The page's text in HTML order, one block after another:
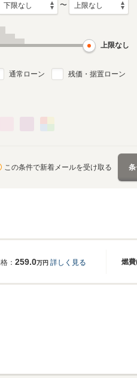
年3月
〜
上限なし
通常ローン 残価・据置ローン
この条件で新着メールを受け取る
燃
： 259.0万円 詳しく見る